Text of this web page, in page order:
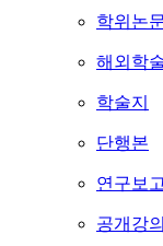
학위논
해외학
학술지
단행본
연구보
공개강의